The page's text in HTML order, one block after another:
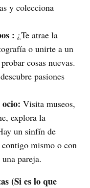
y colecciona
: ¿Te atrae la
o unirte a un
cosas nuevas.
pasiones
Visita museos,
explora la
un sinfín de
mismo o con
pareja.
(Si es lo que